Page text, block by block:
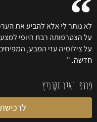
לא נותר לי אלא להביע את
על הצטרפותה רבת היופי
על צילומיה עזי המבע,
חדשה. "
פרופ' יאיר זקוביץ